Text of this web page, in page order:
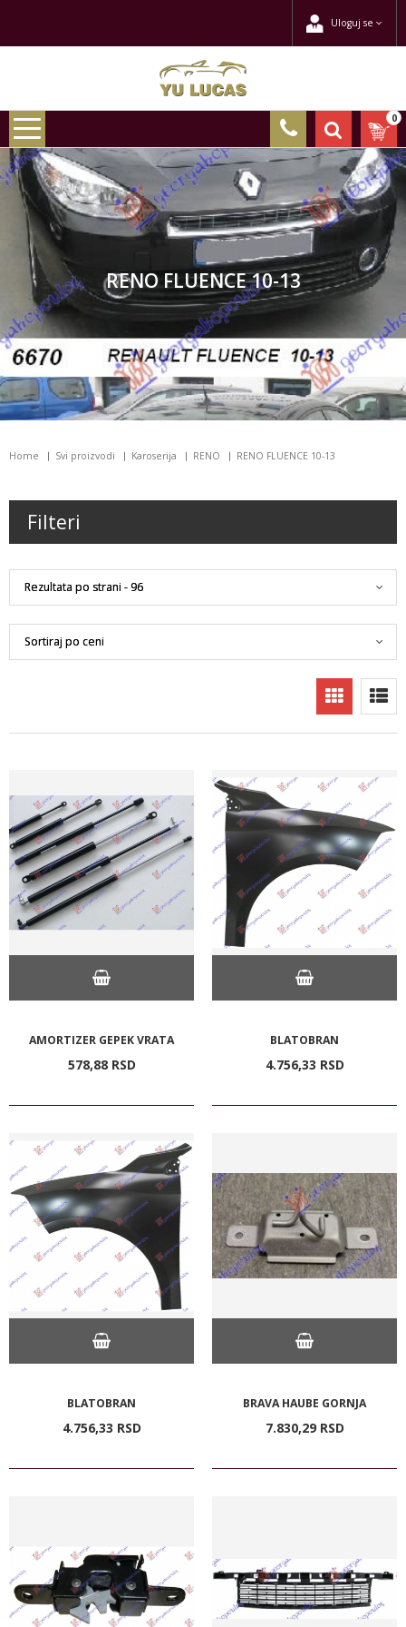
Uloguj se
0
RENO FLUENCE 10-13
Home Svi proizvodi Karoserija RENO RENO FLUENCE 10-13
Filteri
AMORTIZER GEPEK VRATA
578,88 RSD
BLATOBRAN
4.756,33 RSD
BLATOBRAN
4.756,33 RSD
BRAVA HAUBE GORNJA
7.830,29 RSD